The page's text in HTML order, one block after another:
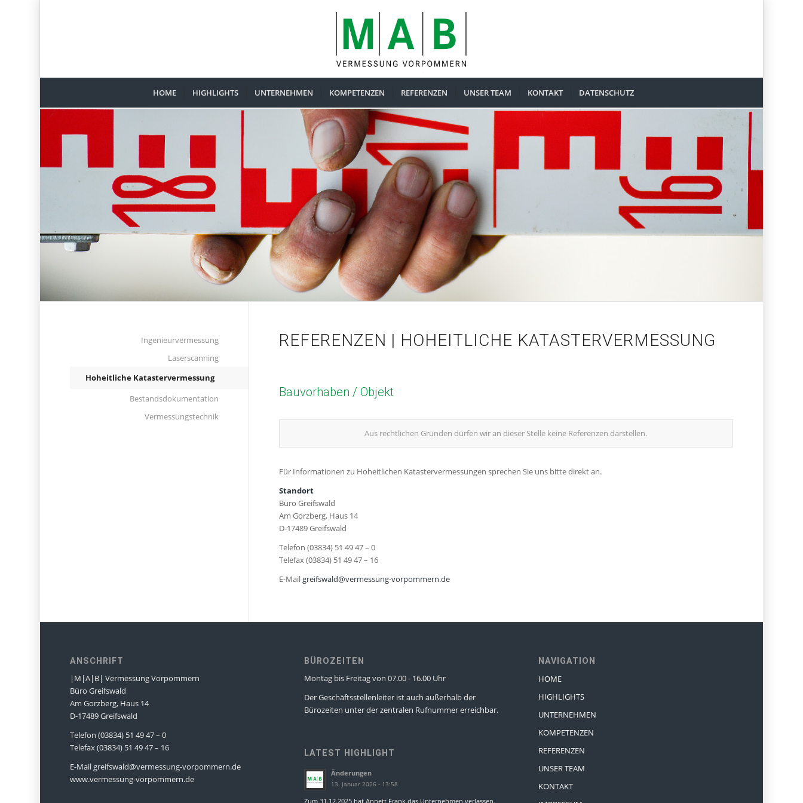
HOME HIGHLIGHTS UNTERNEHMEN KOMPETENZEN REFERENZEN UNSER TEAM KONTAKT DATENSCHUTZ
REFERENZEN | HOHEITLICHE KATASTERVERMESSUNG
Bauvorhaben / Objekt
Aus rechtlichen Gründen dürfen wir an dieser Stelle keine Referenzen darstellen.
Für Informationen zu Hoheitlichen Katastervermessungen sprechen Sie uns bitte direkt an.
Standort
Büro Greifswald
Am Gorzberg, Haus 14
D-17489 Greifswald
Telefon (03834) 51 49 47 – 0
Telefax (03834) 51 49 47 – 16
E-Mailgreifswald@vermessung-vorpommern.de
Ingenieurvermessung
Laserscanning
Hoheitliche Katastervermessung
Bestandsdokumentation
Vermessungstechnik
ANSCHRIFT
|M|A|B| Vermessung Vorpommern
Büro Greifswald
Am Gorzberg, Haus 14
D-17489 Greifswald
Telefon (03834) 51 49 47 – 0
Telefax (03834) 51 49 47 – 16
E-Mail greifswald@vermessung-vorpommern.de
www.vermessung-vorpommern.de
BÜROZEITEN
Montag bis Freitag von 07.00 - 16.00 Uhr
Der Geschäftsstellenleiter ist auch außerhalb der
Bürozeiten unter der zentralen Rufnummer erreichbar.
LATEST HIGHLIGHT
Änderungen
13. Januar 2026 - 13:58
Zum 31.12.2025 hat Annett Frank das Unternehmen verlassen.
NAVIGATION
HOME
HIGHLIGHTS
UNTERNEHMEN
KOMPETENZEN
REFERENZEN
UNSER TEAM
KONTAKT